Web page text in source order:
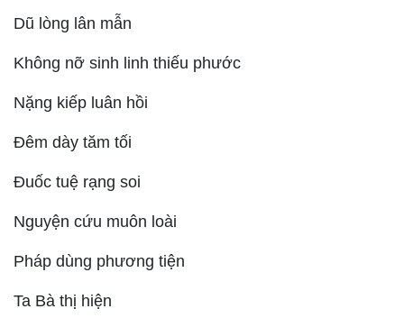
Dũ lòng lân mẫn
Không nỡ sinh linh thiếu phước
Nặng kiếp luân hồi
Đêm dày tăm tối
Đuốc tuệ rạng soi
Nguyện cứu muôn loài
Pháp dùng phương tiện
Ta Bà thị hiện